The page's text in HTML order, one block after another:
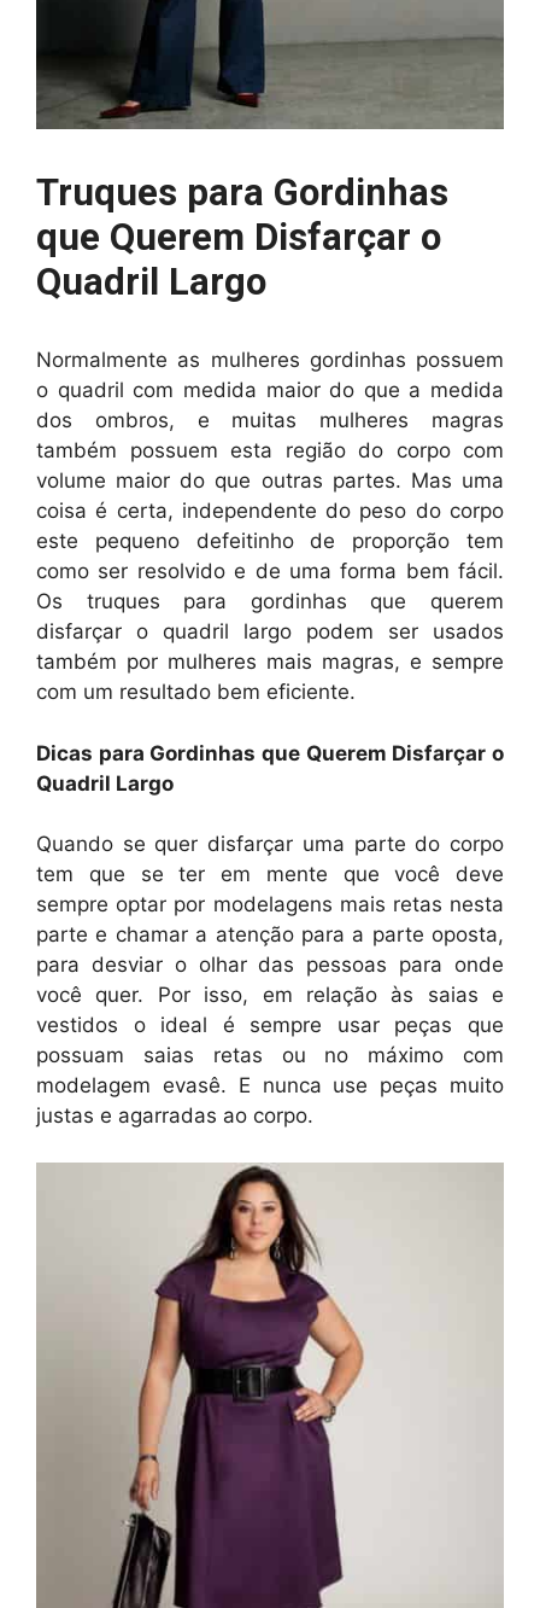
Truques para Gordinhas
que Querem Disfarçar o
Quadril Largo
Normalmente as mulheres gordinhas possuem
o quadril com medida maior do que a medida
dos ombros, e muitas mulheres magras
também possuem esta região do corpo com
volume maior do que outras partes. Mas uma
coisa é certa, independente do peso do corpo
este pequeno defeitinho de proporção tem
como ser resolvido e de uma forma bem fácil.
Os truques para gordinhas que querem
disfarçar o quadril largo podem ser usados
também por mulheres mais magras, e sempre
com um resultado bem eficiente.
Dicas para Gordinhas que Querem Disfarçar o
Quadril Largo
Quando se quer disfarçar uma parte do corpo
tem que se ter em mente que você deve
sempre optar por modelagens mais retas nesta
parte e chamar a atenção para a parte oposta,
para desviar o olhar das pessoas para onde
você quer. Por isso, em relação às saias e
vestidos o ideal é sempre usar peças que
possuam saias retas ou no máximo com
modelagem evasê. E nunca use peças muito
justas e agarradas ao corpo.